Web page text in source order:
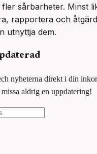
sårbarheter. Minst
rapportera och
utnyttja dem.
nyheterna direkt i din
aldrig en uppdatering!